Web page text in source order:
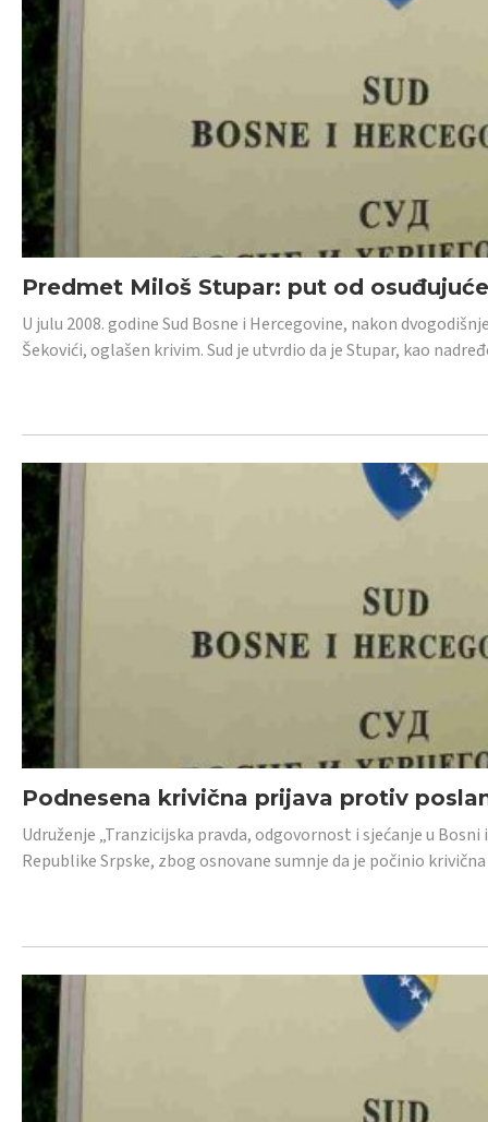
Predmet Miloš Stupar: put od
U julu 2008. godine Sud Bosne i Hercegovine, nakon
Šekovići, oglašen krivim. Sud je utvrdio da je Stupar, kao
Podnesena krivična prijava protiv
Udruženje „Tranzicijska pravda, odgovornost i sjećanje u
Republike Srpske, zbog osnovane sumnje da je počinio